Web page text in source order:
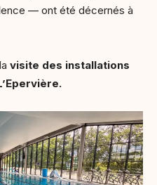
— ont été décernés à
visite des installations